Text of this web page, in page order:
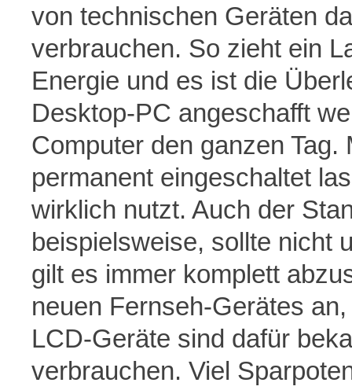
von technischen Geräten
verbrauchen. So zieht ein
Energie und es ist die
Desktop-PC angeschafft
Computer den ganzen
permanent eingeschaltet
wirklich nutzt. Auch der
beispielsweise, sollte nicht
gilt es immer komplett
neuen Fernseh-Gerätes
LCD-Geräte sind dafür
verbrauchen. Viel